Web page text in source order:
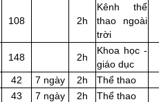
108 2h
Kênh thể
thao ngoài
trời
148 2h
Khoa học -
giáo dục
42 7 ngày 2h
Thể thao
43 7 ngày 2h Thể thao